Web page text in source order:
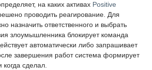
на каких активах Positive
проводить реагирование. Для
назначить ответственного и выбрать
злоумышленника блокирует команда
автоматически либо запрашивает
завершения работ система формирует
сделал.